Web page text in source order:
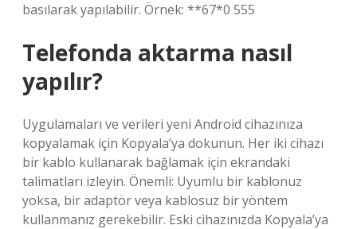
basılarak yapılabilir. Örnek: **67*0 555
Telefonda aktarma nasıl
yapılır?
Uygulamaları ve verileri yeni Android cihazınıza
kopyalamak için Kopyala’ya dokunun. Her iki cihazı
bir kablo kullanarak bağlamak için ekrandaki
talimatları izleyin. Önemli: Uyumlu bir kablonuz
yoksa, bir adaptör veya kablosuz bir yöntem
kullanmanız gerekebilir. Eski cihazınızda Kopyala’ya